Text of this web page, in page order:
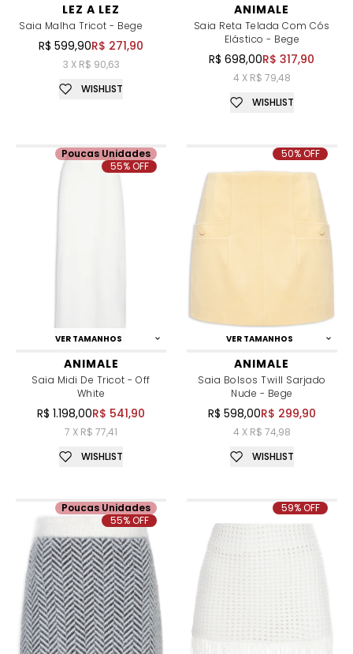
LEZ A LEZ
Saia Malha Tricot - Bege
R$ 599,90R$ 271,90
3 X R$ 90,63
WISHLIST
ANIMALE
Saia Reta Telada Com Cós
Elástico - Bege
R$ 698,00R$ 317,90
4 X R$ 79,48
WISHLIST
VER TAMANHOS
ANIMALE
Saia Midi De Tricot - Off
White
R$ 1.198,00R$ 541,90
7 X R$ 77,41
Poucas Unidades
55% OFF
WISHLIST
VER TAMANHOS
ANIMALE
Saia Bolsos Twill Sarjado
Nude - Bege
R$ 598,00R$ 299,90
4 X R$ 74,98
50% OFF
WISHLIST
Poucas Unidades
55% OFF
59% OFF